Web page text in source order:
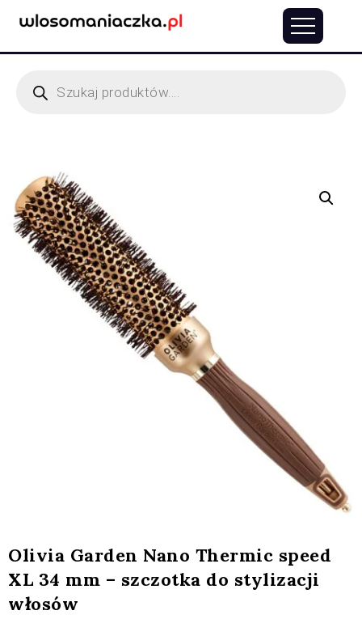
Olivia Garden Nano Thermic speed
XL 34 mm – szczotka do stylizacji
włosów